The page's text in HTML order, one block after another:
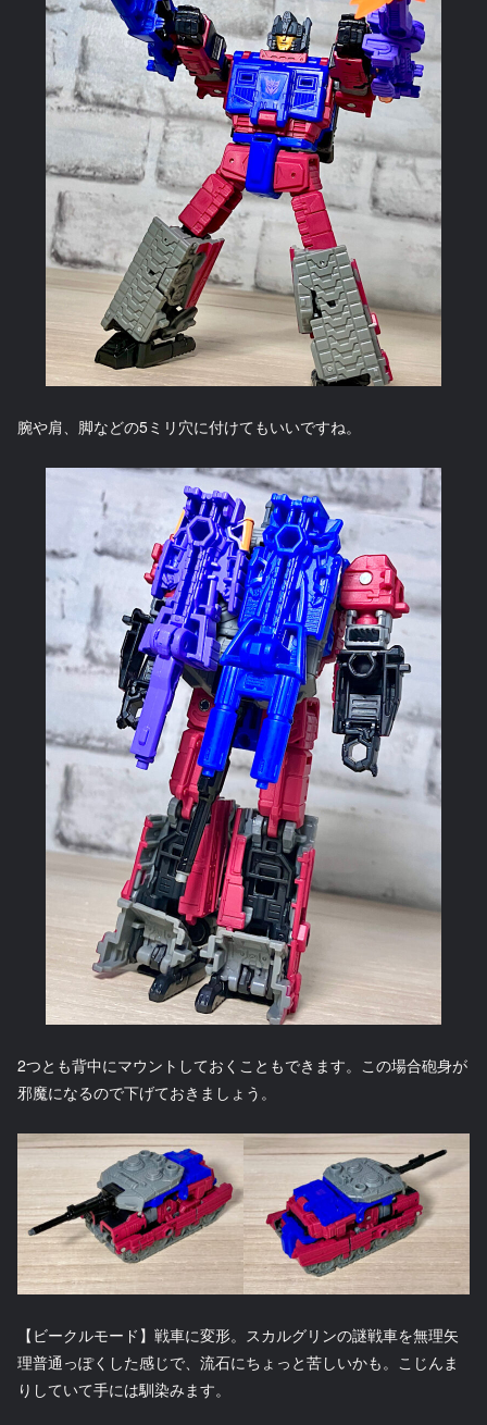
腕や肩、脚などの5ミリ穴に付けてもいいですね。
2つとも背中にマウントしておくこともできます。この場合砲身が
邪魔になるので下げておきましょう。
【ビークルモード】戦車に変形。スカルグリンの謎戦車を無理矢
理普通っぽくした感じで、流石にちょっと苦しいかも。こじんま
りしていて手には馴染みます。